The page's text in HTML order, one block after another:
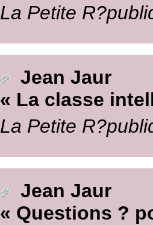
La Petite
Jean Jaur
« La classe
La Petite
Jean Jaur
« Questions ?